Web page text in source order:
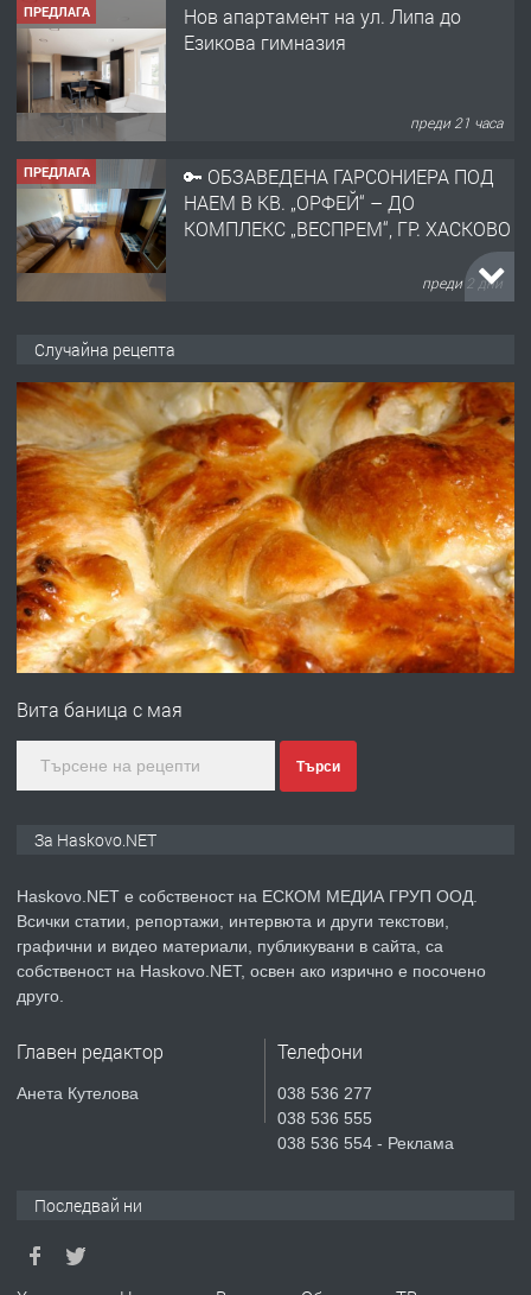
ПРЕДЛАГА
Нов апартамент на ул. Липа до
Езикова гимназия
преди 21 часа
ПРЕДЛАГА
🔑 ОБЗАВЕДЕНА ГАРСОНИЕРА ПОД
НАЕМ В КВ. „ОРФЕЙ“ – ДО
КОМПЛЕКС „ВЕСПРЕМ“, ГР. ХАСКОВО
преди 2 дни
АПАРТАМЕНТ В ЦЕНТЪРА НА ГР.
ХАСКОВО
преди 3 дни
ПРЕДЛАГА Давам гараж под наем
преди 3 дни
ПРЕДЛАГА
№4120 Магазин/Офис под наем в кв.
преди 4 дни
ПРЕДЛАГА
Продавам парцел в гр. Хасково кв.
СГЛОБЯВАНЕ НА МЕБЕЛИ.
Случайна рецепта
Вита баница с мая
Търси
За Haskovo.NET
Haskovo.NET е собственост на ЕСКОМ МЕДИА ГРУП ООД.
Всички статии, репортажи, интервюта и други текстови,
графични и видео материали, публикувани в сайта, са
собственост на Haskovo.NET, освен ако изрично е посочено
друго.
Главен редактор
Анета Кутелова
Телефони
038 536 277
038 536 555
038 536 554 - Реклама
Последвай ни